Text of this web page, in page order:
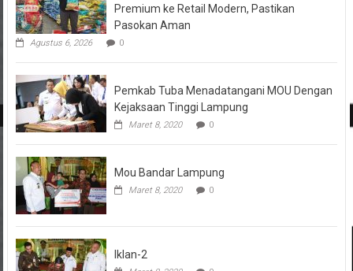
Premium ke Retail Modern, Pastikan
Pasokan Aman
Agustus 6, 2026 0
Pemkab Tuba Menadatangani MOU Dengan
Kejaksaan Tinggi Lampung
Maret 8, 2020 0
Mou Bandar Lampung
Maret 8, 2020 0
Iklan-2